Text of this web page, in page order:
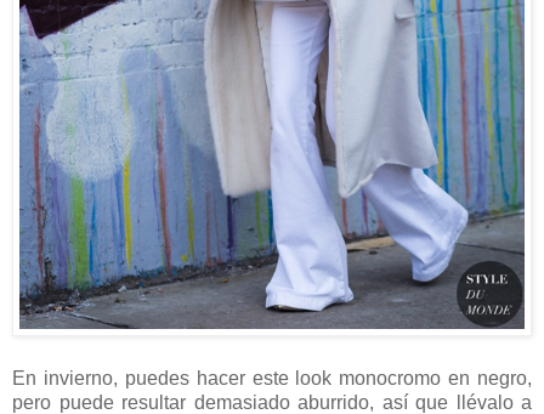
En invierno, puedes hacer este look monocromo en negro,
pero puede resultar demasiado aburrido, así que llévalo a